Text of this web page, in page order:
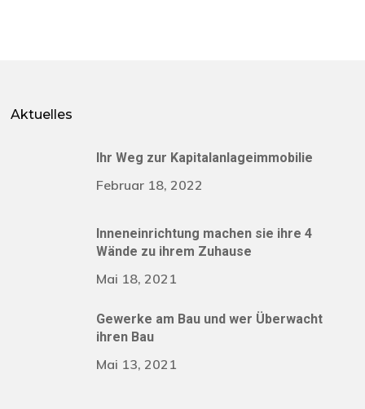
Aktuelles
Ihr Weg zur Kapitalanlageimmobilie
Februar 18, 2022
Inneneinrichtung machen sie ihre 4
Wände zu ihrem Zuhause
Mai 18, 2021
Gewerke am Bau und wer Überwacht
ihren Bau
Mai 13, 2021